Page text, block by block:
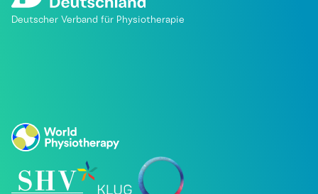
Deutscher Verband für Physiotherapie